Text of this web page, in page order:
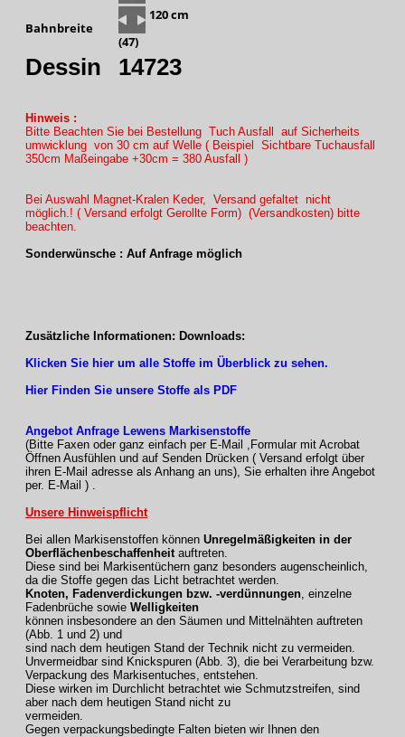
Bahnbreite
120 cm
(47)
Dessin 14723
Hinweis :
Bitte Beachten Sie bei Bestellung Tuch Ausfall auf Sicherheits
umwicklung von 30 cm auf Welle ( Beispiel Sichtbare Tuchausfall
350cm Maßeingabe +30cm = 380 Ausfall )
Bei Auswahl Magnet-Kralen Keder, Versand gefaltet nicht
möglich.! ( Versand erfolgt Gerollte Form) (Versandkosten) bitte
beachten.
Sonderwünsche : Auf Anfrage möglich
Zusätzliche Informationen: Downloads:
Klicken Sie hier um alle Stoffe im Überblick zu sehen.
Hier Finden Sie unsere Stoffe als PDF
Angebot Anfrage Lewens Markisenstoffe
(Bitte Faxen oder ganz einfach per E-Mail ,Formular mit Acrobat
Öffnen Ausfühlen und auf Senden Drücken ( Versand erfolgt über
ihren E-Mail adresse als Anhang an uns), Sie erhalten ihre Angebot
per. E-Mail ) .
Unsere Hinweispflicht
Bei allen Markisenstoffen können Unregelmäßigkeiten in der
Oberflächenbeschaffenheit auftreten.
Diese sind bei Markisentüchern ganz besonders augenscheinlich,
da die Stoffe gegen das Licht betrachtet werden.
Knoten, Fadenverdickungen bzw. -verdünnungen , einzelne
Fadenbrüche sowie Welligkeiten
können insbesondere an den Säumen und Mittelnähten auftreten
(Abb. 1 und 2) und
sind nach dem heutigen Stand der Technik nicht zu vermeiden.
Unvermeidbar sind Knickspuren (Abb. 3), die bei Verarbeitung bzw.
Verpackung des Markisentuches, entstehen.
Diese wirken im Durchlicht betrachtet wie Schmutzstreifen, sind
aber nach dem heutigen Stand nicht zu
vermeiden.
Gegen verpackungsbedingte Falten bieten wir Ihnen den